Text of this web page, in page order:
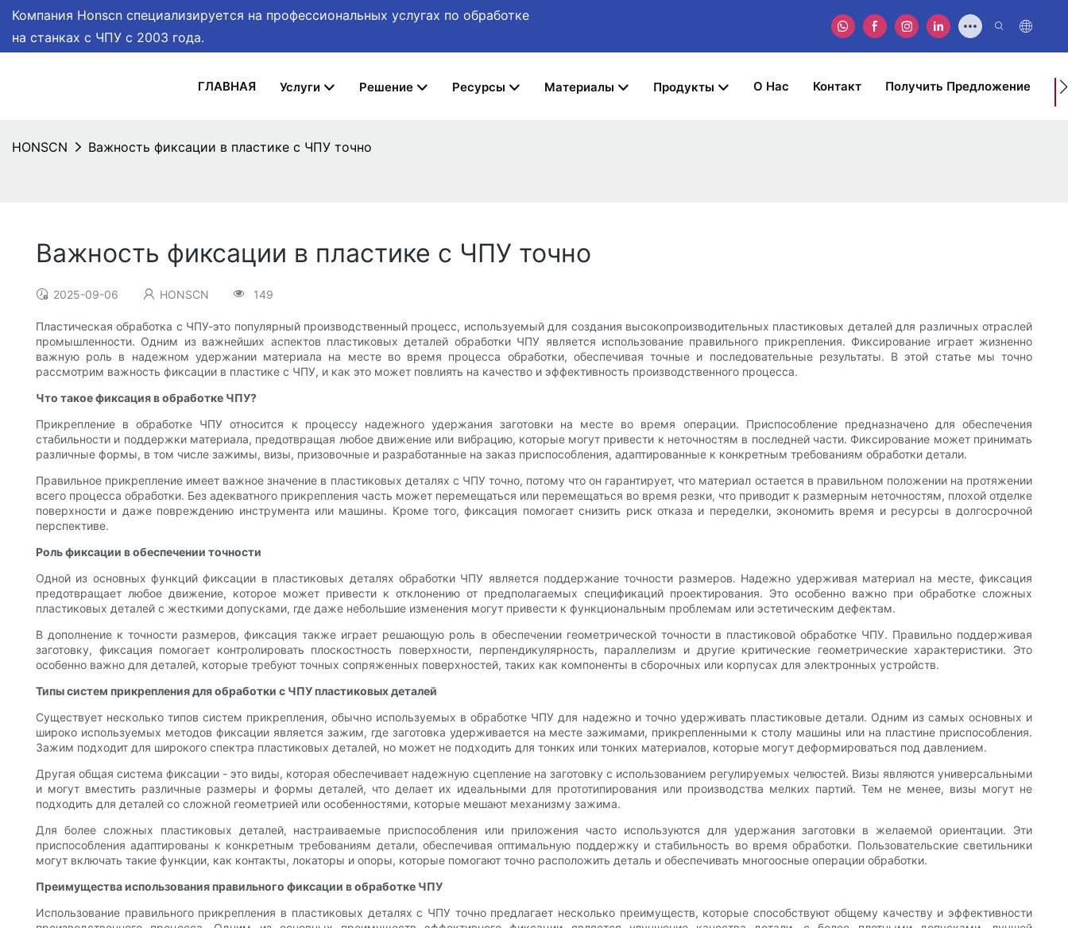
Компания Honscn специализируется на профессиональных услугах по обработке
на станках с ЧПУ с 2003 года.
ГЛАВНАЯ Услуги Решение Ресурсы Материалы Продукты О Нас Контакт Получить Предложение
HONSCN Важность фиксации в пластике с ЧПУ точно
Важность фиксации в пластике с ЧПУ точно
2025-09-06 HONSCN 149
Пластическая обработка с ЧПУ-это популярный производственный процесс, используемый для создания высокопроизводительных пластиковых деталей для различных отраслей
промышленности. Одним из важнейших аспектов пластиковых деталей обработки ЧПУ является использование правильного прикрепления. Фиксирование играет жизненно
важную роль в надежном удержании материала на месте во время процесса обработки, обеспечивая точные и последовательные результаты. В этой статье мы точно
рассмотрим важность фиксации в пластике с ЧПУ, и как это может повлиять на качество и эффективность производственного процесса.
Что такое фиксация в обработке ЧПУ?
Прикрепление в обработке ЧПУ относится к процессу надежного удержания заготовки на месте во время операции. Приспособление предназначено для обеспечения
стабильности и поддержки материала, предотвращая любое движение или вибрацию, которые могут привести к неточностям в последней части. Фиксирование может принимать
различные формы, в том числе зажимы, визы, призовочные и разработанные на заказ приспособления, адаптированные к конкретным требованиям обработки детали.
Правильное прикрепление имеет важное значение в пластиковых деталях с ЧПУ точно, потому что он гарантирует, что материал остается в правильном положении на протяжении
всего процесса обработки. Без адекватного прикрепления часть может перемещаться или перемещаться во время резки, что приводит к размерным неточностям, плохой отделке
поверхности и даже повреждению инструмента или машины. Кроме того, фиксация помогает снизить риск отказа и переделки, экономить время и ресурсы в долгосрочной
перспективе.
Роль фиксации в обеспечении точности
Одной из основных функций фиксации в пластиковых деталях обработки ЧПУ является поддержание точности размеров. Надежно удерживая материал на месте, фиксация
предотвращает любое движение, которое может привести к отклонению от предполагаемых спецификаций проектирования. Это особенно важно при обработке сложных
пластиковых деталей с жесткими допусками, где даже небольшие изменения могут привести к функциональным проблемам или эстетическим дефектам.
В дополнение к точности размеров, фиксация также играет решающую роль в обеспечении геометрической точности в пластиковой обработке ЧПУ. Правильно поддерживая
заготовку, фиксация помогает контролировать плоскостность поверхности, перпендикулярность, параллелизм и другие критические геометрические характеристики. Это
особенно важно для деталей, которые требуют точных сопряженных поверхностей, таких как компоненты в сборочных или корпусах для электронных устройств.
Типы систем прикрепления для обработки с ЧПУ пластиковых деталей
Существует несколько типов систем прикрепления, обычно используемых в обработке ЧПУ для надежно и точно удерживать пластиковые детали. Одним из самых основных и
широко используемых методов фиксации является зажим, где заготовка удерживается на месте зажимами, прикрепленными к столу машины или на пластине приспособления.
Зажим подходит для широкого спектра пластиковых деталей, но может не подходить для тонких или тонких материалов, которые могут деформироваться под давлением.
Другая общая система фиксации - это виды, которая обеспечивает надежную сцепление на заготовку с использованием регулируемых челюстей. Визы являются универсальными
и могут вместить различные размеры и формы деталей, что делает их идеальными для прототипирования или производства мелких партий. Тем не менее, визы могут не
подходить для деталей со сложной геометрией или особенностями, которые мешают механизму зажима.
Для более сложных пластиковых деталей, настраиваемые приспособления или приложения часто используются для удержания заготовки в желаемой ориентации. Эти
приспособления адаптированы к конкретным требованиям детали, обеспечивая оптимальную поддержку и стабильность во время обработки. Пользовательские светильники
могут включать такие функции, как контакты, локаторы и опоры, которые помогают точно расположить деталь и обеспечивать многоосные операции обработки.
Преимущества использования правильного фиксации в обработке ЧПУ
Использование правильного прикрепления в пластиковых деталях с ЧПУ точно предлагает несколько преимуществ, которые способствуют общему качеству и эффективности